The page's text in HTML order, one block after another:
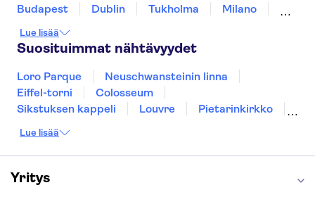
Budapest
Dublin Tukholma
Milano
Rovaniemi
Los Angeles
Tallinna
Ljubljana
Riika
Lue lisää
Suosituimmat nähtävyydet
Loro Parque
Neuschwansteinin linna
Eiffel-torni
Colosseum
Sikstuksen kappeli
Louvre
Pietarinkirkko
Moulin Rouge
London Eye
Montmartre
Wieliczkan suolakaivos
Caminito del Rey
Lue lisää
Yritys